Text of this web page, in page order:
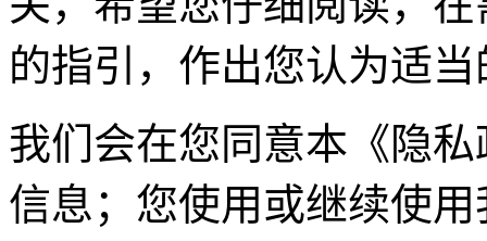
的指引，作出您认为适
我们会在您同意本《隐
信息；您使用或继续使